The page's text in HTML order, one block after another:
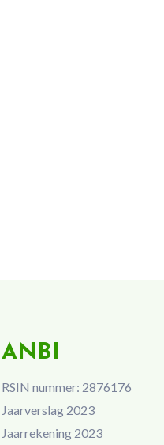
ANBI
RSIN nummer: 2876176
Jaarverslag 2023
Jaarrekening 2023